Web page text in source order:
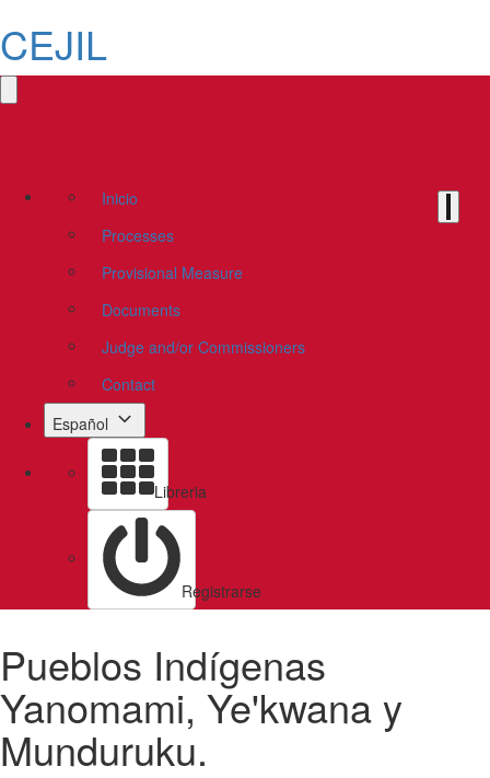
CEJIL
Inicio
Processes
Provisional Measure
Documents
Judge and/or Commissioners
Contact
Español
Libreria
Registrarse
Pueblos Indígenas
Yanomami, Ye'kwana y
Munduruku.